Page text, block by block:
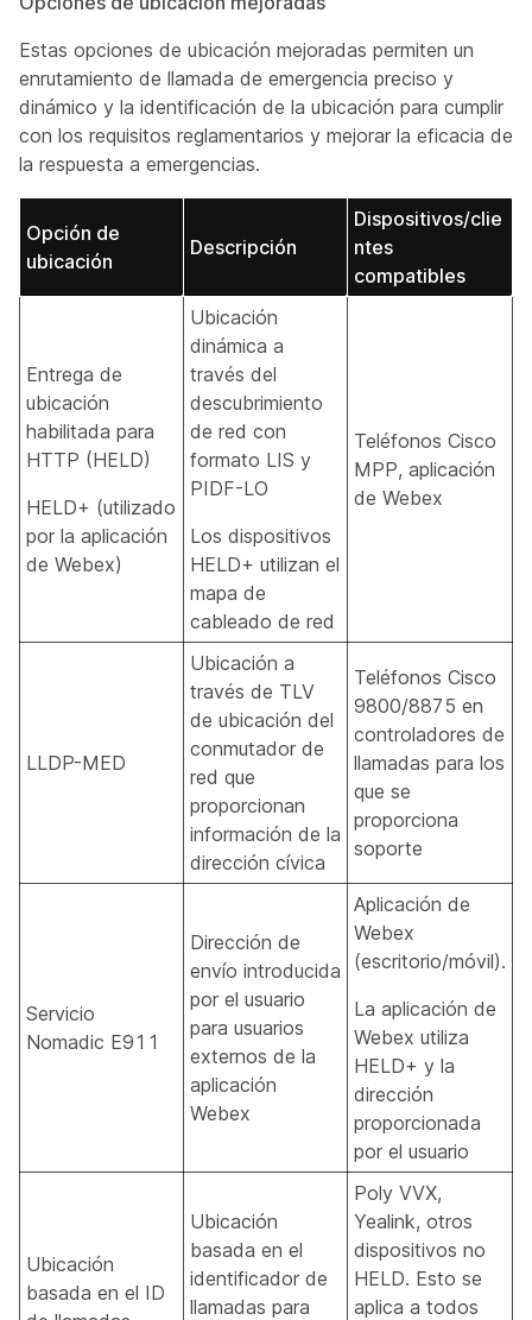
Estas opciones de ubicación mejoradas permiten un
enrutamiento de llamada de emergencia preciso y
dinámico y la identificación de la ubicación para cumplir
con los requisitos reglamentarios y mejorar la eficacia de
la respuesta a emergencias.
Opción de
ubicación
Descripción
Dispositivos/clie
ntes
compatibles
Entrega de
ubicación
habilitada para
HTTP (HELD)
HELD+ (utilizado
por la aplicación
de Webex)
Ubicación
dinámica a
través del
descubrimiento
de red con
formato LIS y
PIDF-LO
Los dispositivos
HELD+ utilizan el
mapa de
cableado de red
Teléfonos Cisco
MPP, aplicación
de Webex
LLDP-MED
Ubicación a
través de TLV
de ubicación del
conmutador de
red que
proporcionan
información de la
dirección cívica
Teléfonos Cisco
9800/8875 en
controladores de
llamadas para los
que se
proporciona
soporte
Servicio
Nomadic E911
Dirección de
envío introducida
por el usuario
para usuarios
externos de la
aplicación
Webex
Aplicación de
Webex
(escritorio/móvil).
La aplicación de
Webex utiliza
HELD+ y la
dirección
proporcionada
por el usuario
Ubicación
basada en el ID
Ubicación
basada en el
identificador de
llamadas para
Poly VVX,
Yealink, otros
dispositivos no
HELD. Esto se
aplica a todos